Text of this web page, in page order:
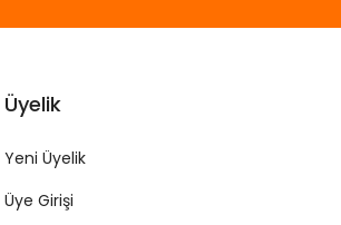
Üyelik
Yeni Üyelik
Üye Girişi